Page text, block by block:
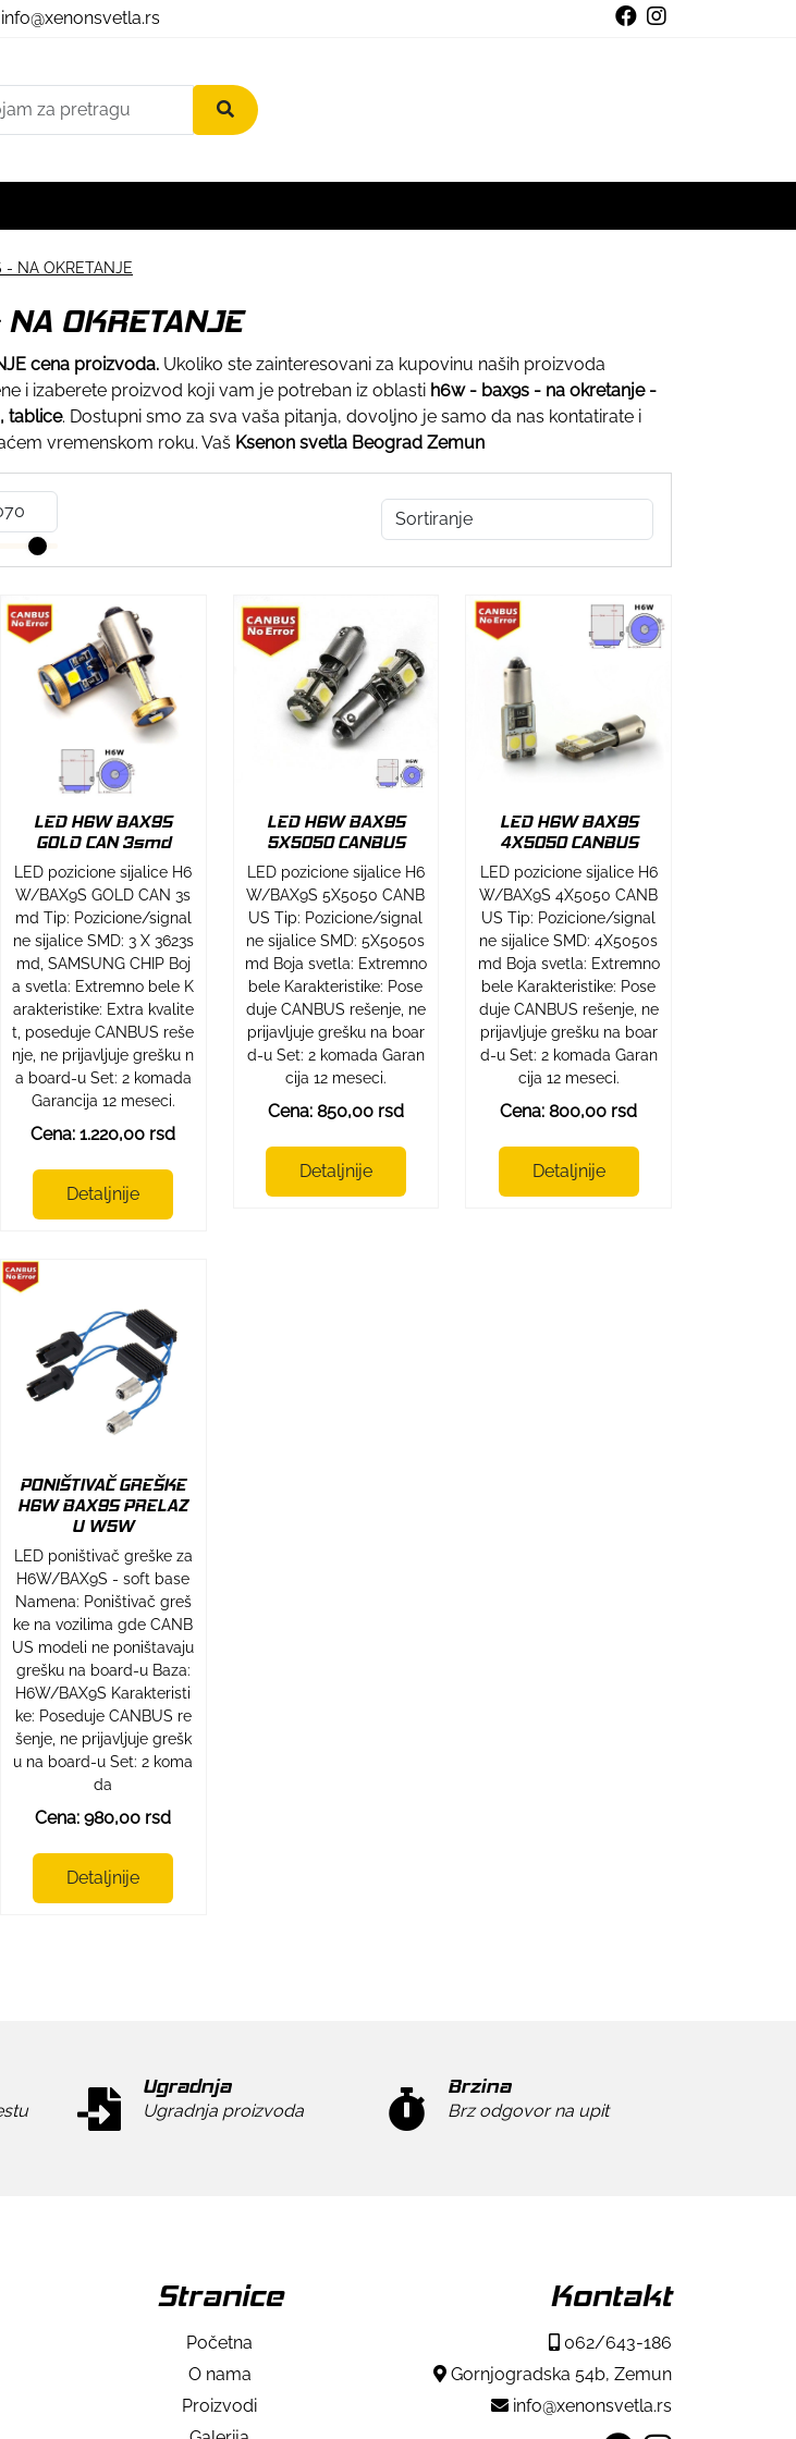
info@xenonsvetla.rs
- NA OKRETANJE
OKRETANJE
cena proizvoda. Ukoliko ste zainteresovani za kupovinu naših proizvoda
i izaberete proizvod koji vam je potreban iz oblasti h6w - bax9s - na okretanje -
tablice. Dostupni smo za sva vaša pitanja, dovoljno je samo da nas kontatirate i
vremenskom roku. Vaš Ksenon svetla Beograd Zemun
LED H6W BAX9S
GOLD CAN 3smd
LED pozicione sijalice H6
W/BAX9S GOLD CAN 3s
md Tip: Pozicione/signal
ne sijalice SMD: 3 X 3623s
md, SAMSUNG CHIP Boj
a svetla: Extremno bele K
arakteristike: Extra kvalite
t, poseduje CANBUS reše
nje, ne prijavljuje grešku n
a board-u Set: 2 komada
Garancija 12 meseci.
Cena: 1.220,00 rsd
Detaljnije
LED H6W BAX9S
5X5050 CANBUS
LED pozicione sijalice H6
W/BAX9S 5X5050 CANB
US Tip: Pozicione/signal
ne sijalice SMD: 5X5050s
md Boja svetla: Extremno
bele Karakteristike: Pose
duje CANBUS rešenje, ne
prijavljuje grešku na boar
d-u Set: 2 komada Garan
cija 12 meseci.
Cena: 850,00 rsd
Detaljnije
LED H6W BAX9S
4X5050 CANBUS
LED pozicione sijalice H6
W/BAX9S 4X5050 CANB
US Tip: Pozicione/signal
ne sijalice SMD: 4X5050s
md Boja svetla: Extremno
bele Karakteristike: Pose
duje CANBUS rešenje, ne
prijavljuje grešku na boar
d-u Set: 2 komada Garan
cija 12 meseci.
Cena: 800,00 rsd
Detaljnije
PONIŠTIVAČ GREŠKE
H6W BAX9S PRELAZ
U W5W
LED poništivač greške za
H6W/BAX9S - soft base
Namena: Poništivač greš
ke na vozilima gde CANB
US modeli ne poništavaju
grešku na board-u Baza:
H6W/BAX9S Karakteristi
ke: Poseduje CANBUS re
šenje, ne prijavljuje grešk
u na board-u Set: 2 koma
da
Cena: 980,00 rsd
Detaljnije
Ugradnja
Ugradnja proizvoda
Brzina
Brz odgovor na upit
Stranice
Početna
O nama
Proizvodi
Kontakt
062/643-186
Gornjogradska 54b, Zemun
info@xenonsvetla.rs